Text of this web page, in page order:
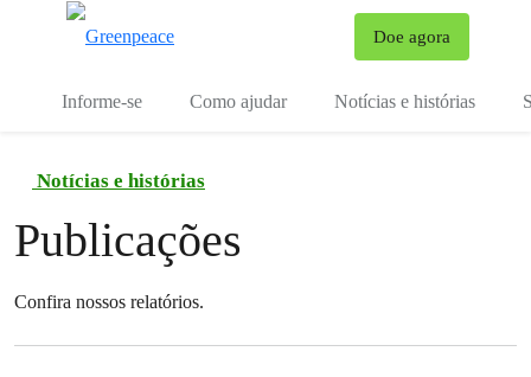
Doe agora
Informe-se Como ajudar Notícias e histórias
Notícias e histórias
Publicações
Confira nossos relatórios.